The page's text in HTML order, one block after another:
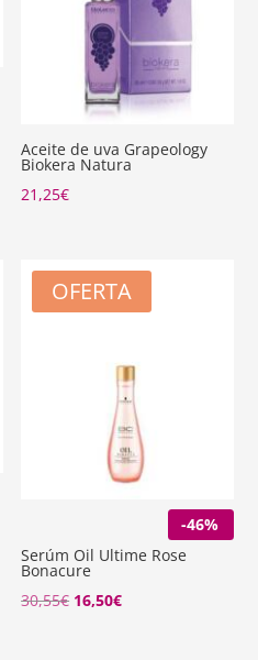
Aceite de uva Grapeology
Biokera Natura
21,25€
OFERTA
-46%
Serúm Oil Ultime Rose
Bonacure
30,55€ El
16,50€El